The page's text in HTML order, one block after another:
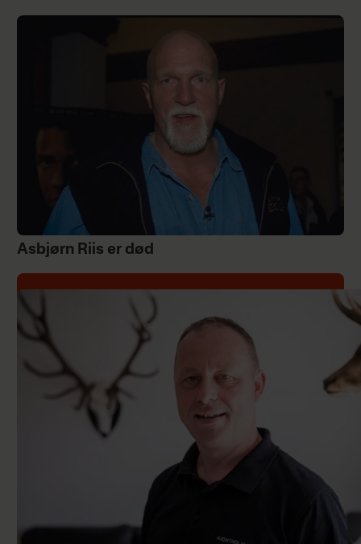
Asbjørn Riis er død